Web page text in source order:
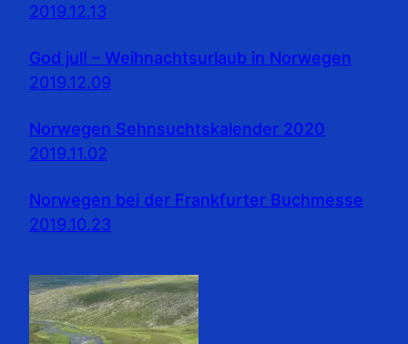
2019.12.13
God jul! – Weihnachtsurlaub in Norwegen
2019.12.09
Norwegen Sehnsuchtskalender 2020
2019.11.02
Norwegen bei der Frankfurter Buchmesse
2019.10.23